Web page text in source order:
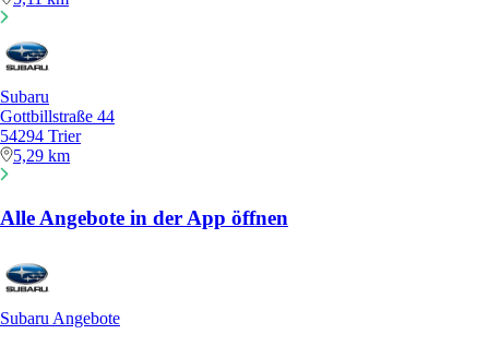
Subaru
Gottbillstraße 44
54294 Trier
5,29 km
Alle Angebote in der App öffnen
Subaru Angebote